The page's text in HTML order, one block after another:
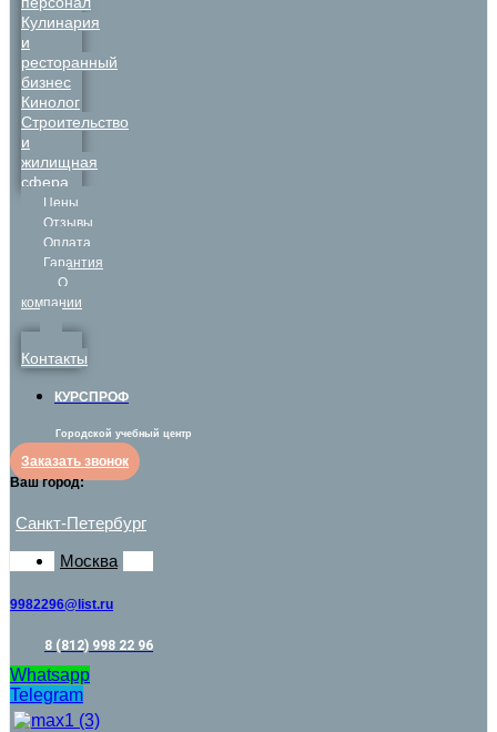
Кулинария
и
ресторанный
бизнес
Кинолог
Строительство
и
жилищная
сфера
Цены
Отзывы
Оплата
Гарантия
О
компании
Контакты
КУРСПРОФ
Городской учебный центр
Заказать звонок
Ваш город:
Санкт-Петербург
Москва
9982296@list.ru
8 (812) 998 22 96
Whatsapp
Telegram